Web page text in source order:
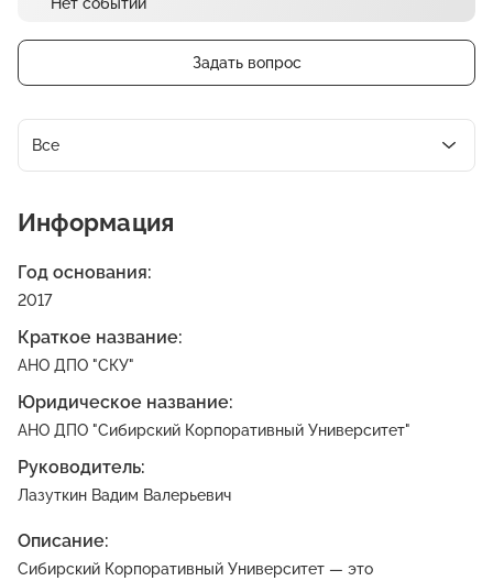
Задать вопрос
Все
Информация
Год основания:
2017
Краткое название:
АНО ДПО "СКУ"
Юридическое название:
АНО ДПО "Сибирский Корпоративный Университет"
Руководитель:
Лазуткин Вадим Валерьевич
Описание:
Сибирский Корпоративный Университет — это